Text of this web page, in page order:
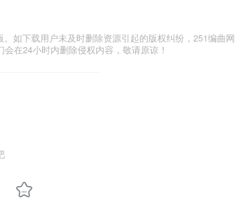
如下载用户未及时删除资源引起的版权纠纷，251编曲网
在24小时内删除侵权内容，敬请原谅！